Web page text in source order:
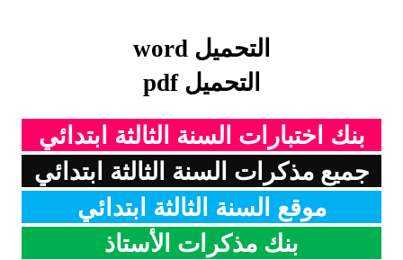
التحميل word
التحميل pdf
بنك اختبارات السنة الثالثة ابتدائي
جميع مذكرات السنة الثالثة ابتدائي
موقع السنة الثالثة ابتدائي
بنك مذكرات الأستاذ